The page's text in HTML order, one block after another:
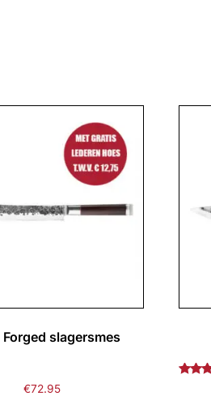
Forged slagersmes
€72.95